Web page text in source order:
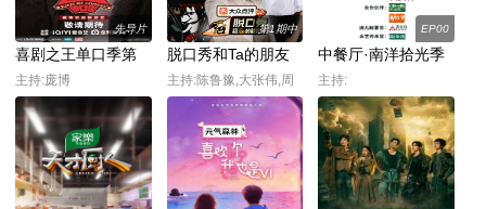
先导片
喜剧之王单口季第
三季
主持:庞博
第1期中
脱口秀和Ta的朋友
们 第三季
主持:陈鲁豫,大张伟,周
深,张绍刚
EP00
中餐厅·南洋拾光季
主持: